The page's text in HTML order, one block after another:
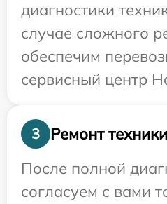
диагностики
случае сложного
обеспечим
сервисный центр
3
Ремонт техники
После полной
согласуем с вами